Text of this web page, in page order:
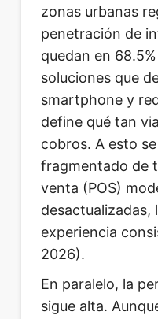
zonas urbanas
penetración de
quedan en
soluciones que
smartphone y
define qué tan
cobros. A esto
fragmentado de
venta (POS)
desactualizadas,
experiencia
2026).
En paralelo, la
sigue alta.